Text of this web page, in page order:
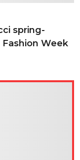
spring-
Week